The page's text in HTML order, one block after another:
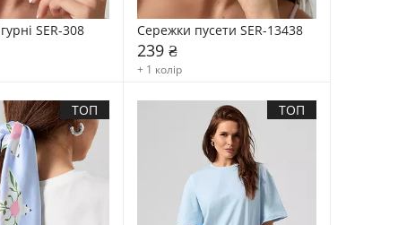
SER-308 Сережки пусети SER-13438
239 ₴
+ 1 колір
ТОП ТОП